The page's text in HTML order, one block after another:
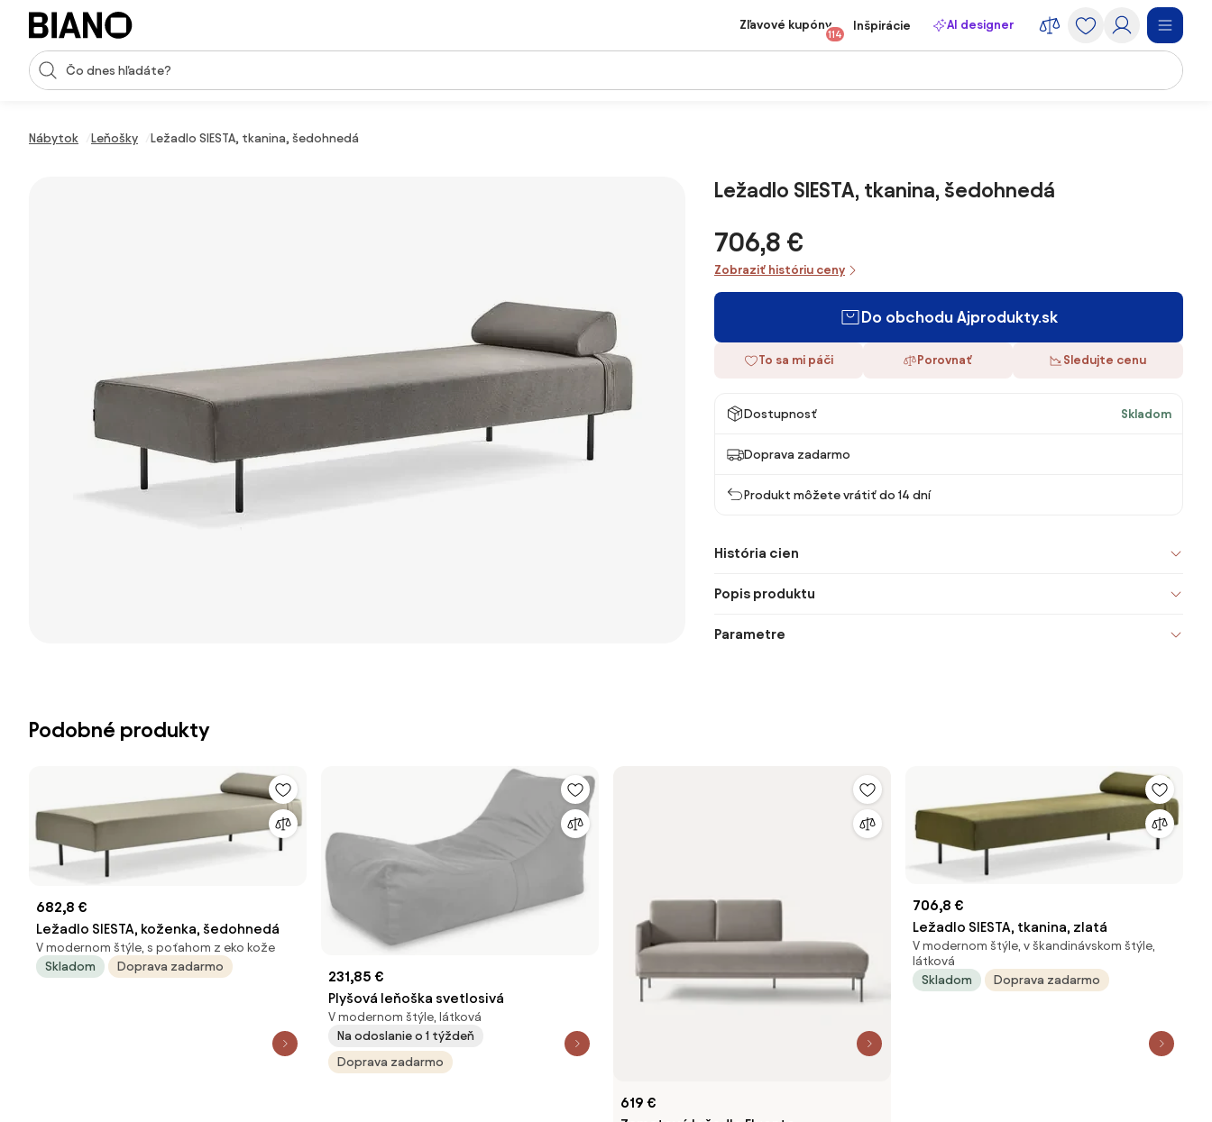
Preskočiť navigáciu, prejsť na obsah
Vstup pre vyhľadávanie
Zľavové kupóny
114
Inšpirácie AI designer
Nábytok Leňošky Ležadlo SIESTA, tkanina, šedohnedá
Ležadlo SIESTA, tkanina, šedohnedá
706,8 €
Zobraziť históriu ceny
Do obchodu Ajprodukty.sk
To sa mi páči Porovnať Sledujte cenu
Dostupnosť Skladom
Doprava zadarmo
Produkt môžete vrátiť do 14 dní
História cien
Popis produktu
Parametre
Podobné produkty
682,8 €
Ležadlo SIESTA, koženka, šedohnedá
V modernom štýle, s poťahom z eko kože
Skladom
Doprava zadarmo
231,85 €
Plyšová leňoška svetlosivá
V modernom štýle, látková
Na odoslanie o 1 týždeň
Doprava zadarmo
619 €
706,8 €
Ležadlo SIESTA, tkanina, zlatá
V modernom štýle, v škandinávskom štýle,
látková
Skladom
Doprava zadarmo